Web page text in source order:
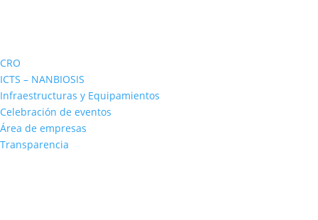
CRO
ICTS – NANBIOSIS
Infraestructuras y Equipamientos
Celebración de eventos
Área de empresas
Transparencia